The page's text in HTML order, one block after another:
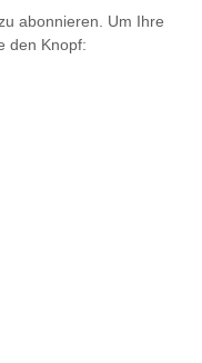
abonnieren. Um Ihre
den Knopf: